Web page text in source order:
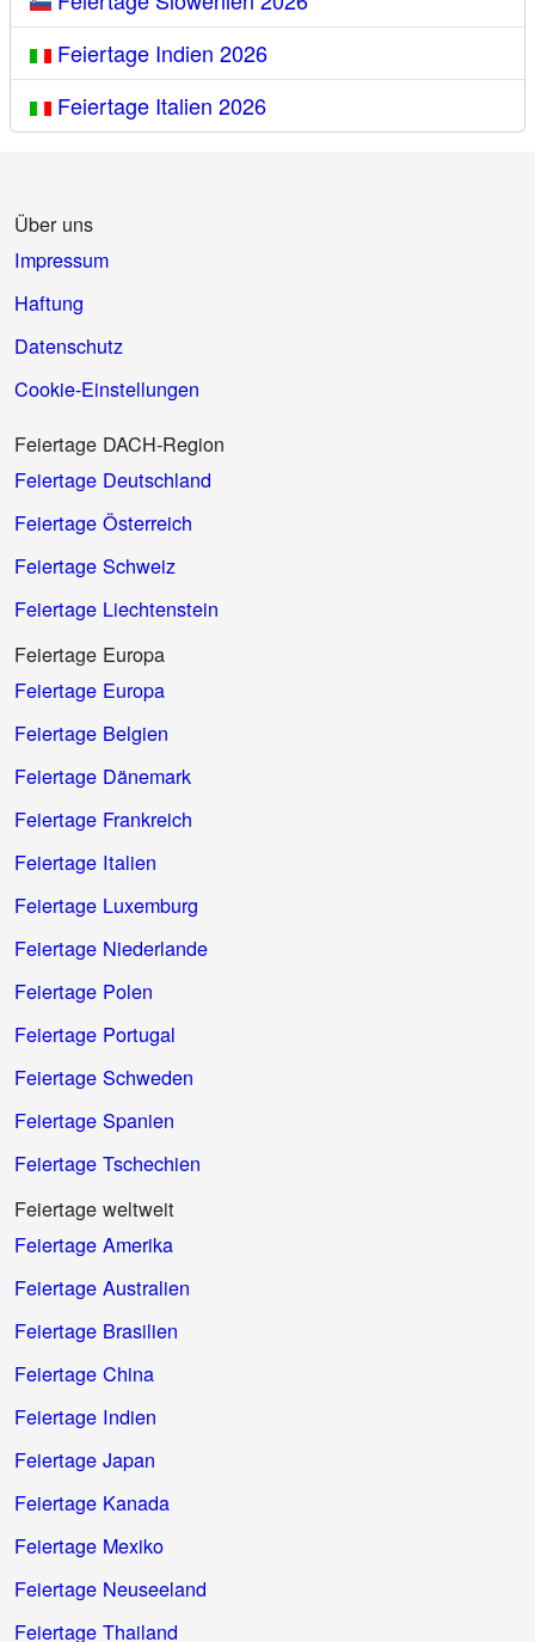
Feiertage Indien 2026
Feiertage Italien 2026
Über uns
Impressum
Haftung
Datenschutz
Cookie-Einstellungen
Feiertage DACH-Region
Feiertage Deutschland
Feiertage Österreich
Feiertage Schweiz
Feiertage Liechtenstein
Feiertage Europa
Feiertage Europa
Feiertage Belgien
Feiertage Dänemark
Feiertage Frankreich
Feiertage Italien
Feiertage Luxemburg
Feiertage Niederlande
Feiertage Polen
Feiertage Portugal
Feiertage Schweden
Feiertage Spanien
Feiertage Tschechien
Feiertage weltweit
Feiertage Amerika
Feiertage Australien
Feiertage Brasilien
Feiertage China
Feiertage Indien
Feiertage Japan
Feiertage Kanada
Feiertage Mexiko
Feiertage Neuseeland
Feiertage Thailand